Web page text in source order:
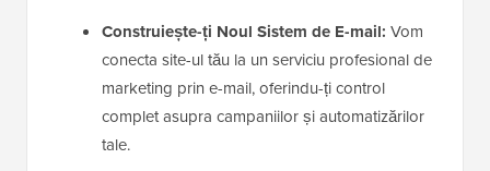
Construiește-ți Noul Sistem de E-mail: Vom
conecta site-ul tău la un serviciu profesional de
marketing prin e-mail, oferindu-ți control
complet asupra campaniilor și automatizărilor
tale.